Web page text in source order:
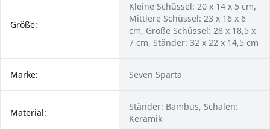
Größe:
Kleine Schüssel: 20 x 14 x 5 cm,
Mittlere Schüssel: 23 x 16 x 6
cm, Große Schüssel: 28 x 18,5 x
7 cm, Ständer: 32 x 22 x 14,5 cm
Marke: Seven Sparta
Material:
Ständer: Bambus, Schalen:
Keramik